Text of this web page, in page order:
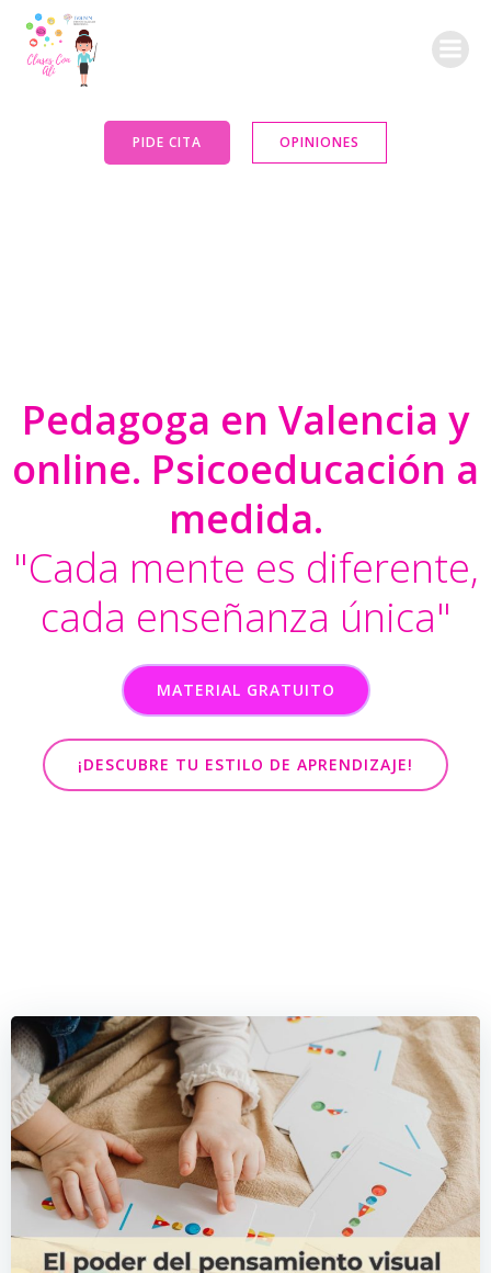
PIDE CITA OPINIONES
Pedagoga en Valencia y
online. Psicoeducación a
medida.
"Cada mente es diferente,
cada enseñanza única"
MATERIAL GRATUITO
¡DESCUBRE TU ESTILO DE APRENDIZAJE!